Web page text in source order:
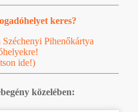
keres?
Széchenyi Pihenőkártya
ide!)
közelében: